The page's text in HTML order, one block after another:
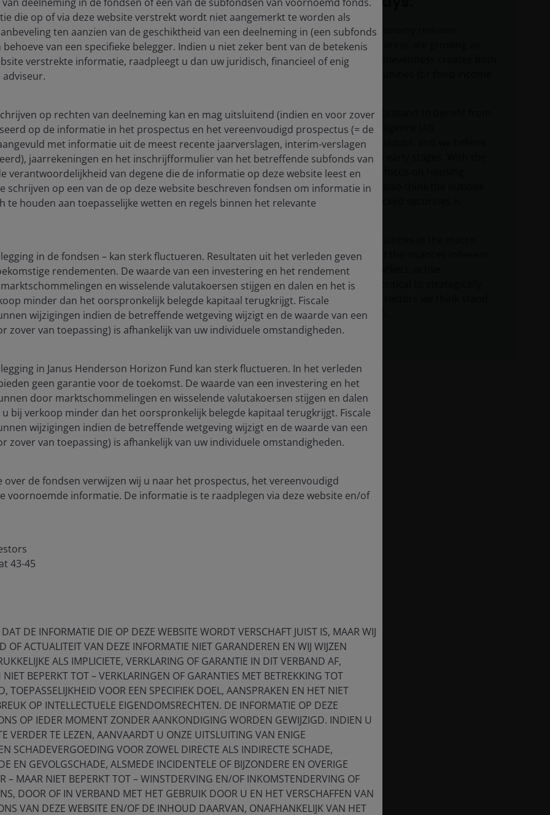
that the investment strategies and research process
a portfolio may underperform its benchmark index or
that develop or utilize AI technologies, may face rapid
scrutiny. These companies often rely heavily on
and depend on maintaining and growing
those of companies offering more established technologies
including legal liability or reputational harm.
in different tranches, with varying degrees of risk, and
investment grade corporate loans. The return of principal
made timely or credit strength weakens. CLOs are subject
rate changes. They are subject to extension risk,
rates rise, and prepayment risk, where borrowers pay
, are more sensitive to interest rate changes, have
valuation and liquidity risk than other fixed-income
Features & Outlooks
While the U.S. economy remains
resilient, certain areas are growing as
others lag. This unevenness creates both
Securitized assets stand to benefit from
the artificial intelligence (AI)
infrastructure buildout, and we believe
we are still in the early stages. With the
administration’s focus on housing
affordability, we also think the outlook
for mortgage-backed securities is
environment and the nuances inherent
in securitized markets, active
management is critical to strategically
allocating to the sectors we think stand
to benefit in 2026.
die op of via deze website verstrekt wordt niet aangemerkt te worden als
ten aanzien van de geschiktheid van een deelneming in (een subfonds
van een specifieke belegger. Indien u niet zeker bent van de betekenis
verstrekte informatie, raadpleegt u dan uw juridisch, financieel of enig
op rechten van deelneming kan en mag uitsluitend (indien en voor zover
op de informatie in het prospectus en het vereenvoudigd prospectus (= de
met informatie uit de meest recente jaarverslagen, interim-verslagen
jaarrekeningen en het inschrijfformulier van het betreffende subfonds van
verantwoordelijkheid van degene die de informatie op deze website leest en
schrijven op een van de op deze website beschreven fondsen om informatie in
te houden aan toepasselijke wetten en regels binnen het relevante
in de fondsen – kan sterk fluctueren. Resultaten uit het verleden geven
rendementen. De waarde van een investering en het rendement
en wisselende valutakoersen stijgen en dalen en het is
minder dan het oorspronkelijk belegde kapitaal terugkrijgt. Fiscale
wijzigingen indien de betreffende wetgeving wijzigt en de waarde van een
zover van toepassing) is afhankelijk van uw individuele omstandigheden.
in Janus Henderson Horizon Fund kan sterk fluctueren. In het verleden
geen garantie voor de toekomst. De waarde van een investering en het
door marktschommelingen en wisselende valutakoersen stijgen en dalen
bij verkoop minder dan het oorspronkelijk belegde kapitaal terugkrijgt. Fiscale
wijzigingen indien de betreffende wetgeving wijzigt en de waarde van een
zover van toepassing) is afhankelijk van uw individuele omstandigheden.
de fondsen verwijzen wij u naar het prospectus, het vereenvoudigd
voornoemde informatie. De informatie is te raadplegen via deze website en/of
43-45
DE INFORMATIE DIE OP DEZE WEBSITE WORDT VERSCHAFT JUIST IS, MAAR WIJ
OF ACTUALITEIT VAN DEZE INFORMATIE NIET GARANDEREN EN WIJ WIJZEN
ALS IMPLICIETE, VERKLARING OF GARANTIE IN DIT VERBAND AF,
BEPERKT TOT – VERKLARINGEN OF GARANTIES MET BETREKKING TOT
TOEPASSELIJKHEID VOOR EEN SPECIFIEK DOEL, AANSPRAKEN EN HET NIET
OP INTELLECTUELE EIGENDOMSRECHTEN. DE INFORMATIE OP DEZE
OP IEDER MOMENT ZONDER AANKONDIGING WORDEN GEWIJZIGD. INDIEN U
VERDER TE LEZEN, AANVAARDT U ONZE UITSLUITING VAN ENIGE
SCHADEVERGOEDING VOOR ZOWEL DIRECTE ALS INDIRECTE SCHADE,
EN GEVOLGSCHADE, ALSMEDE INCIDENTELE OF BIJZONDERE EN OVERIGE
– MAAR NIET BEPERKT TOT – WINSTDERVING EN/OF INKOMSTENDERVING OF
DOOR OF IN VERBAND MET HET GEBRUIK DOOR U EN HET VERSCHAFFEN VAN
VAN DEZE WEBSITE EN/OF DE INHOUD DAARVAN, ONAFHANKELIJK VAN HET